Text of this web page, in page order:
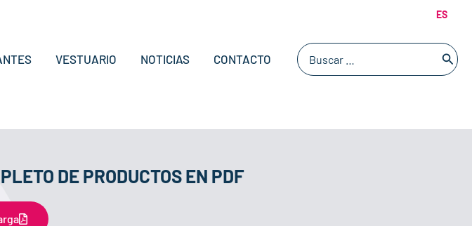
ES
VESTUARIO NOTICIAS CONTACTO
Buscar
por:
DE PRODUCTOS EN PDF